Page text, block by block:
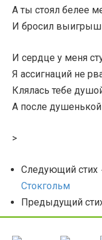
А ты стоял белее
И бросил выигрыш
И сердце у меня
Я ассигнаций не
Клялась тебе
А после душенькой
>
Следующий
Стокгольм
Предыдущий